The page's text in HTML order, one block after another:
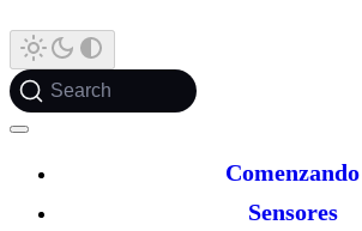
Search
Comenzando
Sensores